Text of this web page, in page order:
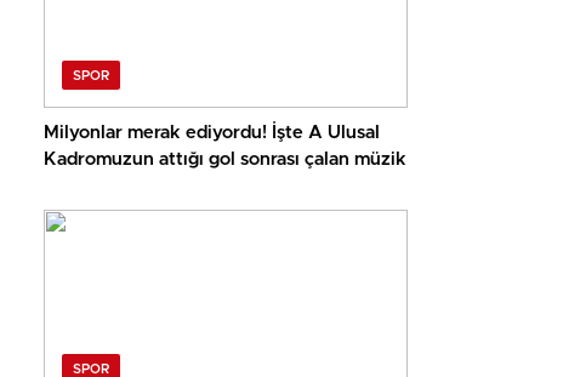
SPOR
Milyonlar merak ediyordu! İşte A Ulusal
Kadromuzun attığı gol sonrası çalan müzik
SPOR